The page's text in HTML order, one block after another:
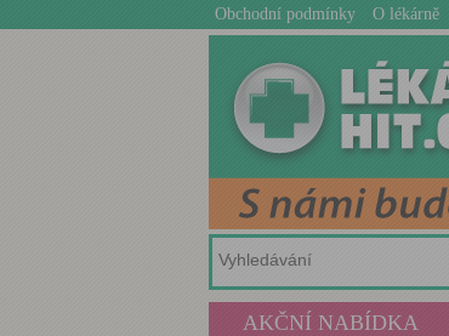
Obchodní podmínky O lékárně
AKČNÍ NABÍDKA